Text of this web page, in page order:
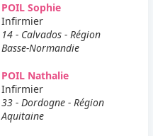
POIL Sophie
Infirmier
14 - Calvados - Région
Basse-Normandie
POIL Nathalie
Infirmier
33 - Dordogne - Région
Aquitaine